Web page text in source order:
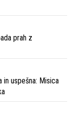
prah z
uspešna: Misica